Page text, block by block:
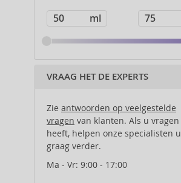
Amouroud (1)
Anfas (1)
Angel Schlesser (35)
Anna Sui (22)
Annayake (14)
Annick Goutal (49)
Antonio Banderas (69)
Antonio Puig (8)
VRAAG HET DE EXPERTS
Zie antwoorden op veelgestelde
vragen van klanten. Als u vragen
heeft, helpen onze specialisten u
graag verder.
Ma - Vr: 9:00 - 17:00